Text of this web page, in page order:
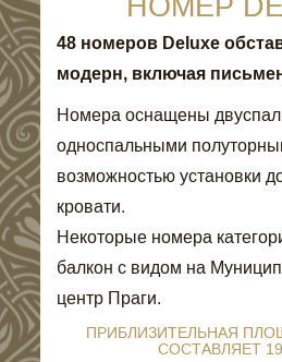
48 номеров Deluxe
модерн, включая
Номера оснащены
односпальными
возможностью установки
кровати.
Некоторые номера
балкон с видом на
центр Праги.
ПРИБЛИЗИТЕЛЬНАЯ
СОСТАВЛЯЕТ